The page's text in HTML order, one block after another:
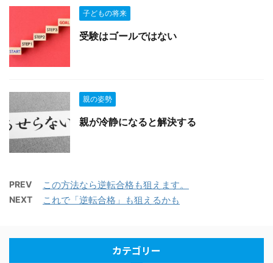
子どもの将来
受験はゴールではない
親の姿勢
親が冷静になると解決する
PREV この方法なら逆転合格も狙えます。
NEXT これで「逆転合格」も狙えるかも
カテゴリー